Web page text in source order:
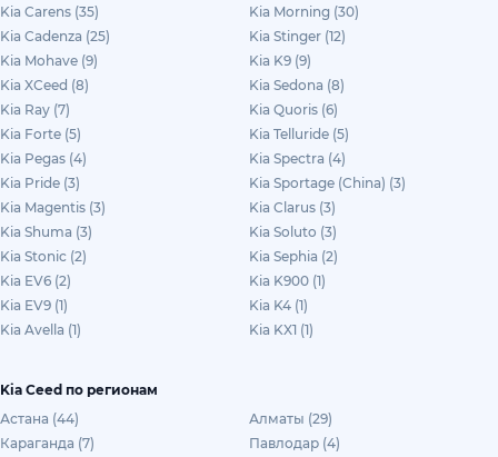
Kia Carens (35)
Kia Morning (30)
Kia Cadenza (25)
Kia Stinger (12)
Kia Mohave (9)
Kia K9 (9)
Kia XCeed (8)
Kia Sedona (8)
Kia Ray (7)
Kia Quoris (6)
Kia Forte (5)
Kia Telluride (5)
Kia Pegas (4)
Kia Spectra (4)
Kia Pride (3)
Kia Sportage (China) (3)
Kia Magentis (3)
Kia Clarus (3)
Kia Shuma (3)
Kia Soluto (3)
Kia Stonic (2)
Kia Sephia (2)
Kia EV6 (2)
Kia K900 (1)
Kia EV9 (1)
Kia K4 (1)
Kia Avella (1)
Kia KX1 (1)
Kia Ceed по регионам
Астана (44)
Алматы (29)
Караганда (7)
Павлодар (4)